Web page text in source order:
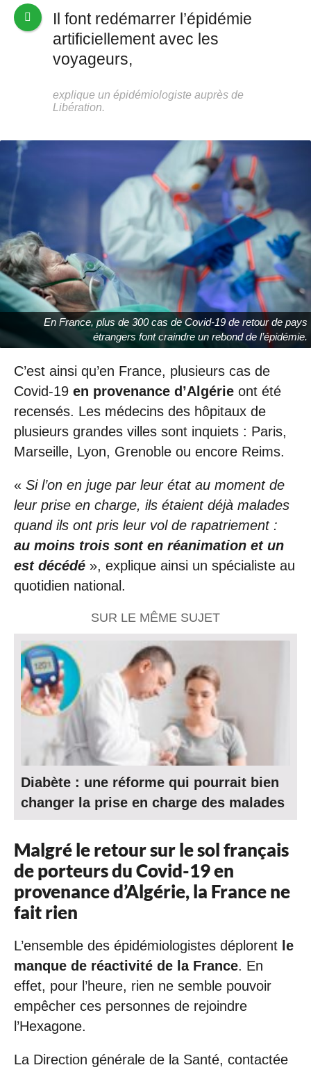
Il font redémarrer l’épidémie
artificiellement avec les
voyageurs,
explique un épidémiologiste auprès de
Libération.
En France, plus de 300 cas de Covid-19 de retour de pays
étrangers font craindre un rebond de l’épidémie.
C’est ainsi qu’en France, plusieurs cas de
Covid-19 en provenance d’Algérie ont été
recensés. Les médecins des hôpitaux de
plusieurs grandes villes sont inquiets : Paris,
Marseille, Lyon, Grenoble ou encore Reims.
« Si l’on en juge par leur état au moment de
leur prise en charge, ils étaient déjà malades
quand ils ont pris leur vol de rapatriement :
au moins trois sont en réanimation et un
est décédé », explique ainsi un spécialiste au
quotidien national.
SUR LE MÊME SUJET
Diabète : une réforme qui pourrait bien
changer la prise en charge des malades
Malgré le retour sur le sol français
de porteurs du Covid-19 en
provenance d’Algérie, la France ne
fait rien
L’ensemble des épidémiologistes déplorent le
manque de réactivité de la France. En
effet, pour l’heure, rien ne semble pouvoir
empêcher ces personnes de rejoindre
l’Hexagone.
La Direction générale de la Santé, contactée